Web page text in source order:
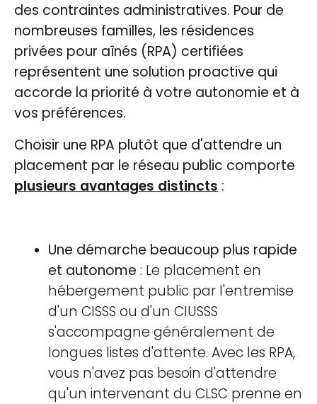
des contraintes administratives. Pour de
nombreuses familles, les résidences
privées pour aînés (RPA) certifiées
représentent une solution proactive qui
accorde la priorité à votre autonomie et à
vos préférences.
Choisir une RPA plutôt que d'attendre un
placement par le réseau public comporte
plusieurs avantages distincts :
Une démarche beaucoup plus rapide
et autonome : Le placement en
hébergement public par l'entremise
d'un CISSS ou d'un CIUSSS
s'accompagne généralement de
longues listes d'attente. Avec les RPA,
vous n'avez pas besoin d'attendre
qu'un intervenant du CLSC prenne en